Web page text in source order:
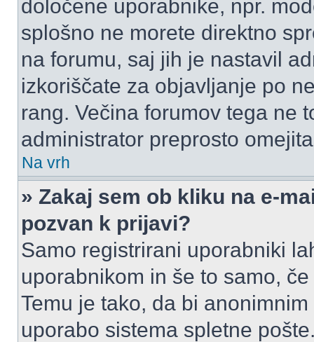
določene uporabnike, npr.
splošno ne morete direktno
na forumu, saj jih je nastavil
izkoriščate za objavljanje po
rang. Večina forumov tega ne
administrator preprosto
Na vrh
» Zakaj sem ob kliku na e-
pozvan k prijavi?
Samo registrirani uporabniki
uporabnikom in še to samo,
Temu je tako, da bi
uporabo sistema spletne